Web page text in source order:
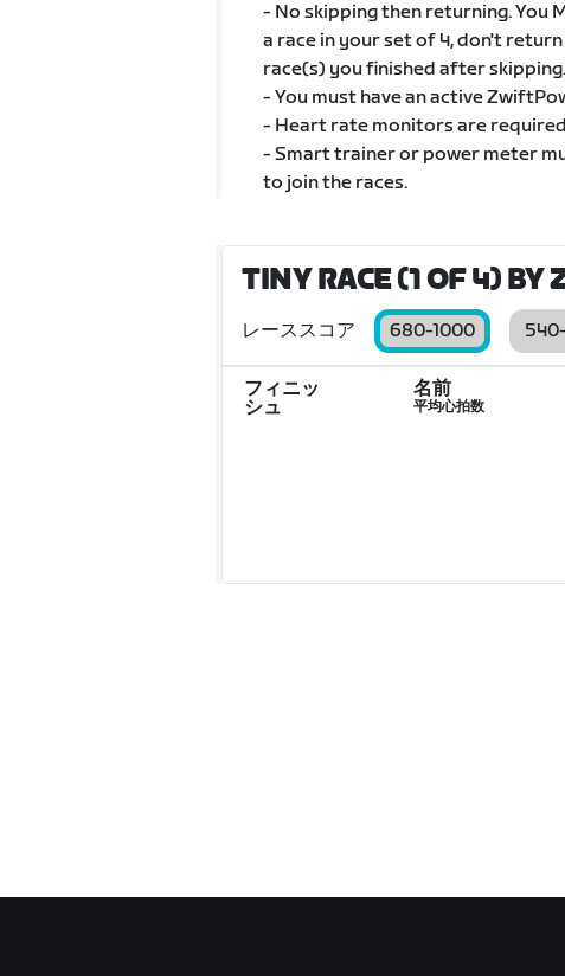
- No skipping then returning. You
a race in your set of 4, don't
race(s) you finished after skipping.
- You must have an active
- Heart rate monitors are
- Smart trainer or power meter
to join the races.
TINY RACE (1 OF 4) BY
レーススコア 680-1000
フィニッ
シュ
名前
平均心拍数